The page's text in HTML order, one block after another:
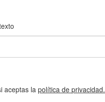
aceptas lapolítica de privacidad.